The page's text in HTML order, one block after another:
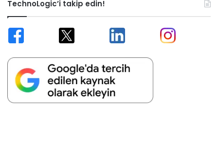
TechnoLogic’i takip edin!